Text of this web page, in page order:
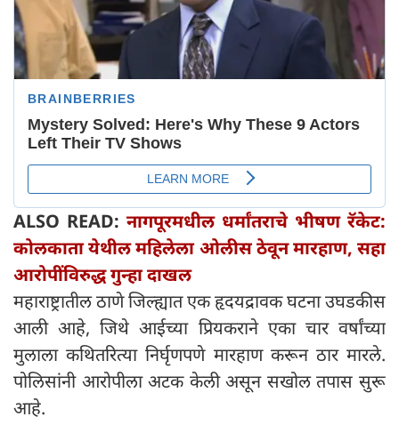
ALSO READ: नागपूरमधील धर्मांतराचे भीषण रॅकेट:
कोलकाता येथील महिलेला ओलीस ठेवून मारहाण, सहा
आरोपींविरुद्ध गुन्हा दाखल
महाराष्ट्रातील ठाणे जिल्ह्यात एक हृदयद्रावक घटना उघडकीस
आली आहे, जिथे आईच्या प्रियकराने एका चार वर्षांच्या
मुलाला कथितरित्या निर्घृणपणे मारहाण करून ठार मारले.
पोलिसांनी आरोपीला अटक केली असून सखोल तपास सुरू
आहे.